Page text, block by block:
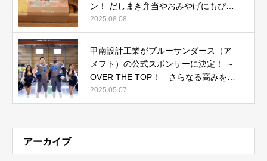
ン！ だしまき弁当やおみやげにもぴっ
たりな人気メニューをご紹介』記事公
開中
2025.08.08
甲南設計工業がブルーサンダース（ア
メフト）の公式スポンサーに決定！ ～
OVER THE TOP！ さらなる高みを目
指して～
2025.05.07
アーカイブ